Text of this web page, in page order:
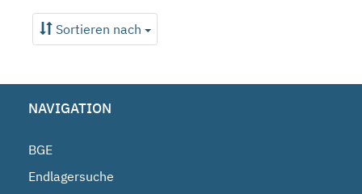
Sortieren nach
NAVIGATION
BGE
Endlagersuche